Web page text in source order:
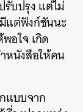
บปรุง แต่ไม่
แต่ฟังก์ชันนะ
อใจ เกิด
หนังสือให้คน
แบบจาก